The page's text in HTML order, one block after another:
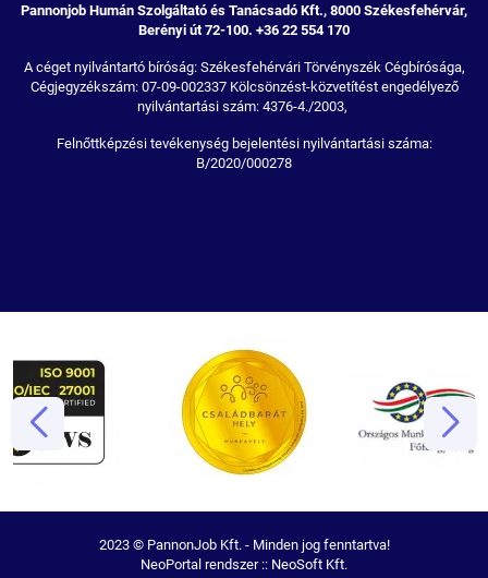
Pannonjob Humán Szolgáltató és Tanácsadó Kft., 8000 Székesfehérvár,
Berényi út 72-100. +36 22 554 170
A céget nyilvántartó bíróság: Székesfehérvári Törvényszék Cégbírósága,
Cégjegyzékszám: 07-09-002337 Kölcsönzést-közvetítést engedélyező
nyilvántartási szám: 4376-4./2003,
Felnőttképzési tevékenység bejelentési nyilvántartási száma:
B/2020/000278
2023 © PannonJob Kft. - Minden jog fenntartva!
NeoPortal rendszer :: NeoSoft Kft.